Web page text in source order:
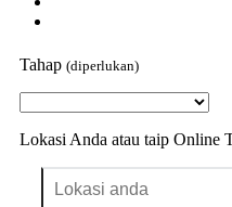
Tahap (diperlukan)
Lokasi Anda atau taip Online